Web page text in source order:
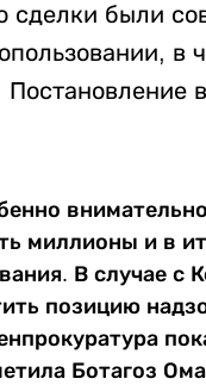
сделки были
в
Постановление
миллионы и в
В случае
позицию
Ботагоз